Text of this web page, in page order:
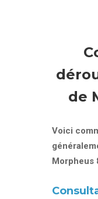
de
Voici
Morpheus